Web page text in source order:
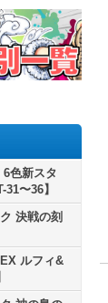
6色新スタ
〜36】
決戦の刻
ルフィ&